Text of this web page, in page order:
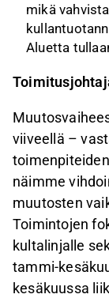
mikä
Aluetta
viiveellä –
näimme
muutosten
Toimintojen
kultalinjalle
tammi-
kesäkuussa